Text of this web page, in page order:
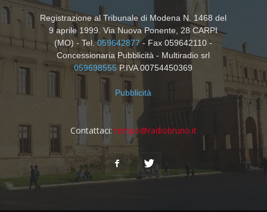
Registrazione al Tribunale di Modena N. 1468 del
9 aprile 1999. Via Nuova Ponente, 28 CARPI
(MO) - Tel.059642877- Fax 059642110 -
Concessionaria Pubblicità - Multiradio srl
059698555 P.IVA 00754450369
Pubblicità
Contattaci: tempo@radiobruno.it